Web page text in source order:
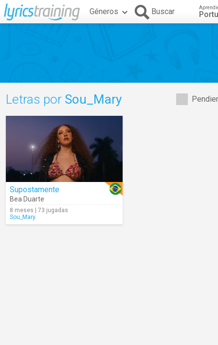
Géneros Buscar
Letras por Sou_Mary
Supostamente
Bea Duarte
8 meses | 73 jugadas
Sou_Mary